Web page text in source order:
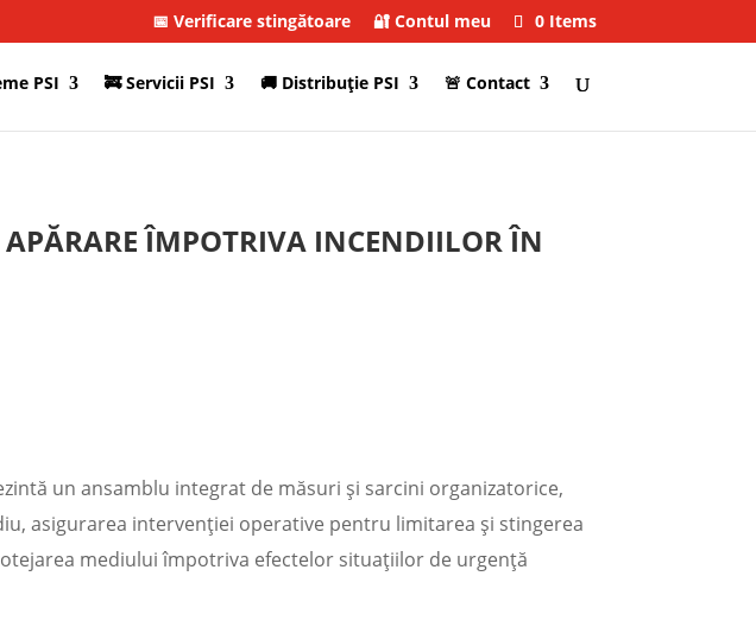
📅 Verificare stingătoare 🔐 Contul meu 0 Items
PSI 🚒 Servicii PSI 🚚 Distribuţie PSI 🚨 Contact
ÎMPOTRIVA INCENDIILOR ÎN
un ansamblu integrat de măsuri și sarcini organizatorice,
asigurarea intervenției operative pentru limitarea și stingerea
mediului împotriva efectelor situațiilor de urgență